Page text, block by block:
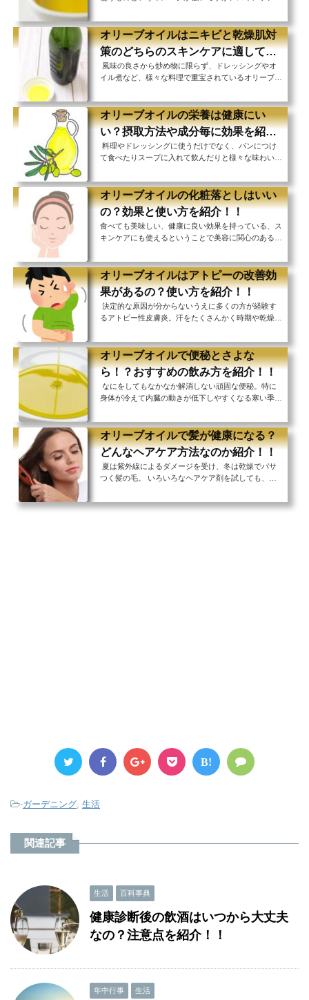
の...
か？ 椿油やホホバオイルなどと同じように、オリー
ブオイルもスキンケアやヘアケアに使うことができま
す。では私たちが普段口にしている、スーパーなどで
販売されている食用のオリーブオイルをスキンケアに
も使うことはできるのでしょうか？ 実は食用のオリ
ーブオイルを肌につけること事態に問題はありません
方に気...
オリーブオイルはニキビと乾燥肌対
策のどちらのスキンケアに適してい
るの？
風味の良さから炒め物に限らず、ドレッシングやオ
イル煮など、様々な料理で重宝されているオリーブオ
も使うことができ、その安全性や効果などからスキン
ケア製品としても注目を浴びています。 オイル製品=
フタの役割をして水分を肌に閉じ込めるということで
乾燥対策として使われるイメージが強いですが、実は
オリーブオイルはニキビ対策にも効果を発揮するので
す！ オリーブオイルを使ったスキンケアはニキビ向
か...
オリーブオイルの栄養は健康にい
い？摂取方法や成分毎に効果を紹
介！！
料理やドレッシングに使うだけでなく、パンにつけ
て食べたりスープに入れて飲んだりと様々な味わい方
価が高く、その健康効果から近年注目を浴びていま
す。 オリーブオイルにはどんな栄養が含まれてい
て、どのような効果があって、どう摂取すればよいの
か。 なんとなく体にいいというイメージは持ってい
るけれど、詳しいことはよく知らないという方必見！
オリーブオイルの健康効果について徹底紹介していき
健...
オリーブオイルの化粧落としはいい
の？効果と使い方を紹介！！
食べても美味しい、健康に良い効果を持っている、ス
キンケアにも使えるということで美容に関心のある人
言えばメイクを落とす際にも使われていますが、オリ
ーブオイルもメイク落としに使うことができるという
ことをご存知でしたか？ メイクとよく馴染み、しっ
かりとオフしてくれるオイル系のクレンジング。同じ
オイルであるオリーブオイルも同じように使うことが
できるのです。 でも実際きちんとメイクを落とせる
い？&nb...
オリーブオイルはアトピーの改善効
果があるの？使い方を紹介！！
決定的な原因が分からないうえに多くの方が経験す
るアトピー性皮膚炎。汗をたくさんかく時期や乾燥す
ね。 アトピーの治療方法は程度や体質によって治療
法が異なりますが、おうちでできる対処方法として、
オリーブオイルを使用する方法があるのはご存知でし
ょうか？ 料理に使って口から摂取する方法と肌に塗
る方法、それぞれに効果があると言われています。軽
度のアトピーであれば、できるだけ薬に頼らずに治し
ーブオ...
オリーブオイルで便秘とさよな
ら！？おすすめの飲み方を紹介！！
なにをしてもなかなか解消しない頑固な便秘。特に
身体が冷えて内臓の動きが低下しやすくなる寒い季節
くなります。 仕方なく薬を使う方もいらっしゃるか
と思いますが、できれば副作用の出る可能性のある薬
には頼らずに自然に出せるようにしたいですよね。そ
んな方におすすめしたいのがオリーブオイルを使った
便秘解消法！ オリーブオイルは天然の下剤やオーガ
ニック下剤とも呼ばれるほど便秘解消効果が高いので
摂...
オリーブオイルで髪が健康になる？
どんなヘアケア方法なのか紹介！！
夏は紫外線によるダメージを受け、冬は乾燥でパサ
つく髪の毛。 いろいろなヘアケア剤を試しても、時
いうお悩みをお持ちの方もいらっしゃるのではないで
B!
-ガーデニング, 生活
関連記事
生活 百科事典
健康診断後の飲酒はいつから大丈夫
なの？注意点を紹介！！
年中行事 生活